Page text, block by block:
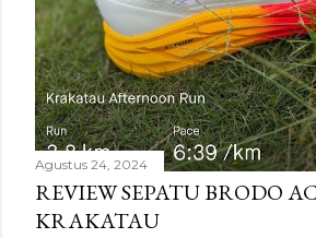
Agustus 24, 2024
REVIEW SEPATU BRODO
KRAKATAU